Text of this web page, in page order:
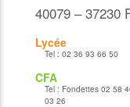
40079 – 37230
Lycée
Tel : 02 36 93 66 50
CFA
Tel : Fondettes 02 58
03 26